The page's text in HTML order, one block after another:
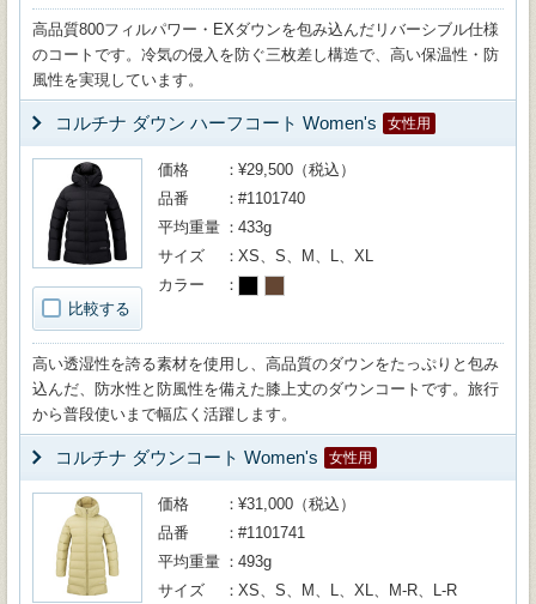
高品質800フィルパワー・EXダウンを包み込んだリバーシブル仕様
のコートです。冷気の侵入を防ぐ三枚差し構造で、高い保温性・防
風性を実現しています。
コルチナ ダウン ハーフコート Women's 女性用
比較する
価格
¥29,500（税込）
品番
#1101740
平均重量
433g
サイズ
XS、S、M、L、XL
カラー
高い透湿性を誇る素材を使用し、高品質のダウンをたっぷりと包み
込んだ、防水性と防風性を備えた膝上丈のダウンコートです。旅行
から普段使いまで幅広く活躍します。
コルチナ ダウンコート Women's 女性用
価格
¥31,000（税込）
品番
#1101741
平均重量
493g
サイズ
XS、S、M、L、XL、M-R、L-R